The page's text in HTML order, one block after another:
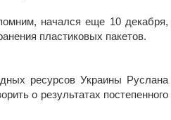
начался еще 10 декабря,
пластиковых пакетов.
ресурсов Украины Руслана
о результатах постепенного